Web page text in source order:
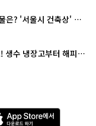
은? '서울시 건축상' 수
생수 냉장고부터 해피소
A
p